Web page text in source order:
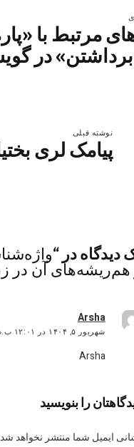
نوشته
نوشته قبلی
پیامک لری
مرتبط با
در
دیدگاه در “
هم‌ریشه‌های آن در
Arsha
گفت:
شهریور ۵, ۱۴۰۴ در ۱۲:۰۱ ب.ظ
Arsha
را بنویسید
ایمیل شما منتشر نخواهد